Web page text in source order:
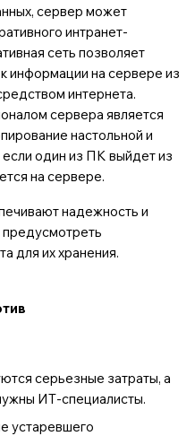
сервер может
интранет-
сеть позволяет
информации на сервере из
интернета.
сервера является
настольной и
если один из ПК выйдет из
на сервере.
надежность и
предусмотреть
для их хранения.
серьезные затраты, а
ИТ-специалисты.
устаревшего